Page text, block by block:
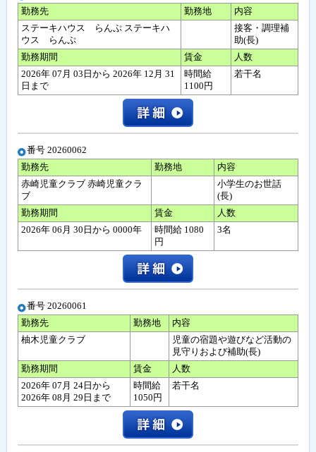
勤務先
勤務地
内容
ステーキハウス らんぷ ステーキハ
ウス らんぷ
接客・調理補
助(長)
勤務期間
賃金
人数
2026年 07月 03日から 2026年 12月 31
日まで
時間給
1100円
若干名
番号 20260062
勤務先
勤務地
内容
赤崎児童クラブ 赤崎児童クラ
ブ
小学生のお世話
(長)
勤務期間
賃金
人数
2026年 06月 30日から 0000年
時間給 1080
円
3名
番号 20260061
勤務先
勤務地
内容
柚木児童クラブ
児童の宿題や遊びなど活動の
見守りおよび補助(長)
勤務期間
賃金
人数
2026年 07月 24日から
2026年 08月 29日まで
時間給
1050円
若干名